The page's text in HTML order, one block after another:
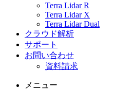
Terra Lidar R
Terra Lidar X
Terra Lidar Dual
クラウド解析
サポート
お問い合わせ
資料請求
メニュー